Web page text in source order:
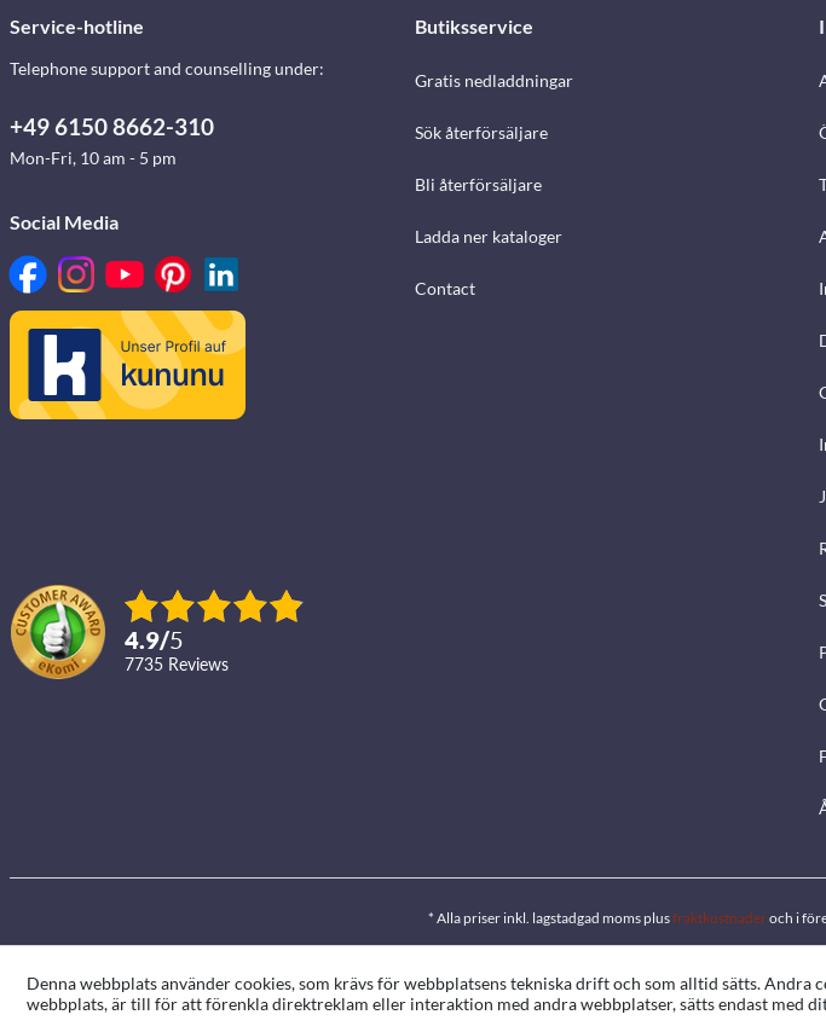
Service-hotline
Telephone support and counselling under:
+49 6150 8662-310
Mon-Fri, 10 am - 5 pm
Social Media
4.9/5
7735 reviews
Butiksservice
Gratis nedladdningar
Sök återförsäljare
Bli återförsäljare
Ladda ner kataloger
Contact
* Alla priser inkl. lagstadgad moms plusfraktkostnaderoch i
Denna webbplats använder cookies, som krävs för webbplatsens tekniska drift och som alltid sätts. Andra
webbplats, är till för att förenkla direktreklam eller interaktion med andra webbplatser, sätts endast med